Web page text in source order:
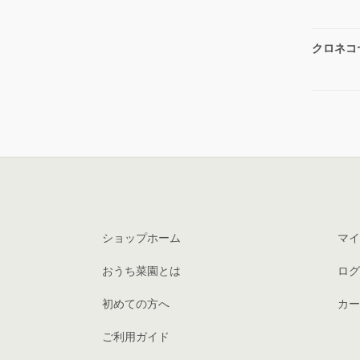
クロネコ
ショップホーム
おうち菜園とは
初めての方へ
ご利用ガイド
マ
ロ
カ